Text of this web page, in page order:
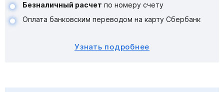
Безналичный расчет по номеру счету
Оплата банковским переводом на карту Сбербанк
Узнать подробнее